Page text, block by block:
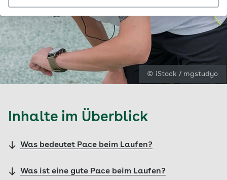
© iStock / mgstudyo
Inhalte im Überblick
Was bedeutet Pace beim Laufen?
Was ist eine gute Pace beim Laufen?